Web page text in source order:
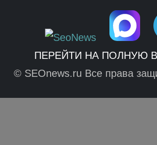
ПЕРЕЙТИ НА ПОЛНУЮ
© SEOnews.ru Все права